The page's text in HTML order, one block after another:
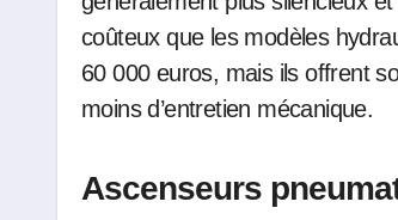
coûteux que les modèles
60 000 euros, mais ils offrent
moins d’entretien mécanique.
Ascenseurs